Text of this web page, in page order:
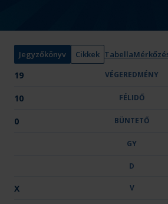
é
y
:
Jegyzőkönyv Cikkek Tabella
19 VÉGEREDMÉNY
10 FÉLIDŐ
0 BÜNTETŐ
GY
D
X V